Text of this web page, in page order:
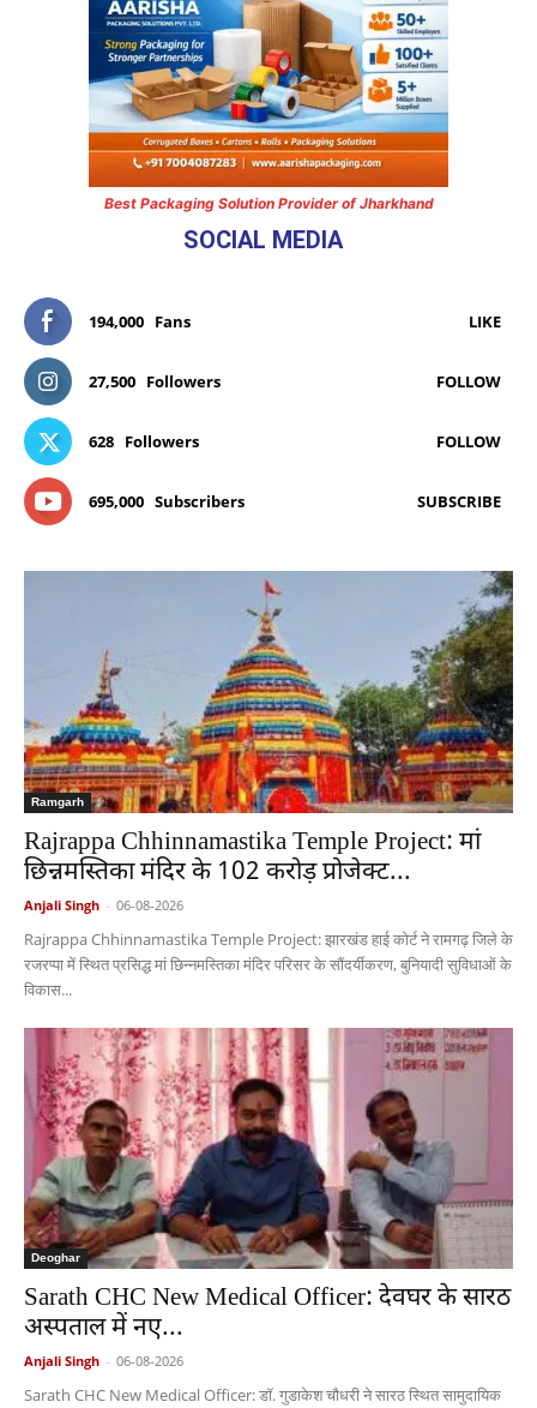
Best Packaging Solution Provider of Jharkhand
SOCIAL MEDIA
194,000 Fans LIKE
27,500 Followers FOLLOW
628 Followers FOLLOW
695,000 Subscribers SUBSCRIBE
Ramgarh
Rajrappa Chhinnamastika Temple Project: मां
छिन्नमस्तिका मंदिर के 102 करोड़ प्रोजेक्ट...
Anjali Singh - 06-08-2026
Rajrappa Chhinnamastika Temple Project: झारखंड हाई कोर्ट ने रामगढ़ जिले के
रजरप्पा में स्थित प्रसिद्ध मां छिन्नमस्तिका मंदिर परिसर के सौंदर्यीकरण, बुनियादी सुविधाओं के
विकास...
Deoghar
Sarath CHC New Medical Officer: देवघर के सारठ
अस्पताल में नए...
Anjali Singh - 06-08-2026
Sarath CHC New Medical Officer: डॉ. गुडाकेश चौधरी ने सारठ स्थित सामुदायिक